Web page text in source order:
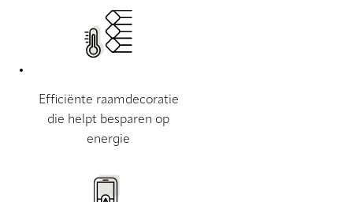
Efficiënte raamdecoratie
die helpt besparen op
energie